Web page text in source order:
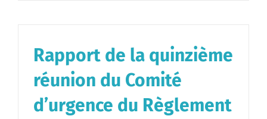
Rapport de la quinzième
réunion du Comité
d’urgence du Règlement